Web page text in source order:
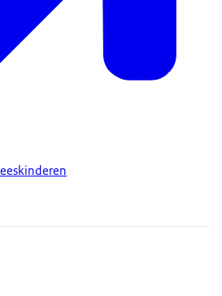
als de woningcorporatie u
van uw overleden ouder(s).
of na een oordeel van de
zet u wel de huur van je ouder(s)
u samen met uw ouders(s
hoeft in deze situatie de huur niet
879,66.